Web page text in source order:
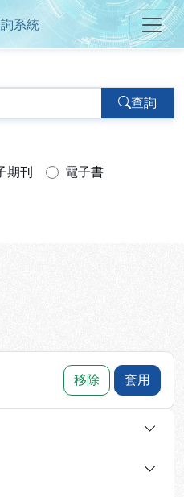
資訊處電子資
系統
查詢
期刊
電子書
移除 套用